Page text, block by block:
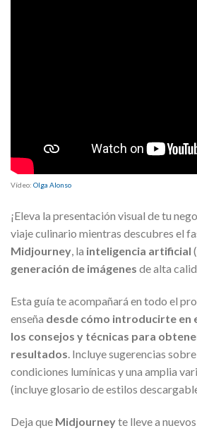
Vídeo: Olga Alonso
¡Eleva la presentación visual de tu
viaje culinario mientras descubres el
Midjourney, la inteligencia artificial
generación de imágenes de alta
Esta guía te acompañará en todo el
enseña desde cómo introducirte en
los consejos y técnicas para
resultados. Incluye sugerencias
condiciones lumínicas y una amplia
(incluye glosario de estilos
Deja que Midjourneyte lleve a